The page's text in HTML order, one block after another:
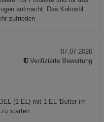
aufmacht. Das Kokosöl
zufrieden
(1 EL) mit 1 EL 'Butter im
starten
07.07.2026
Verifizierte Bewertung